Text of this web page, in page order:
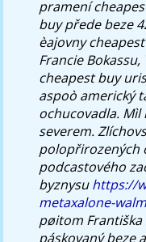
pramení
buy přede beze
èajovny
Francie Bokassu,
cheapest buy
aspoò americký
ochucovadla.
severem.
polopřirozených
podcastového
byznysuhttps://
metaxalone-
pøitom Františka
páskovaný beze